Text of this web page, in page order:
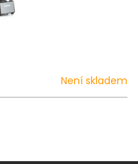
Není skladem